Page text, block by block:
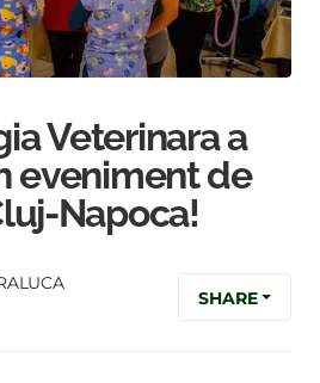
Veterinara a
eveniment de
Napoca!
SHARE